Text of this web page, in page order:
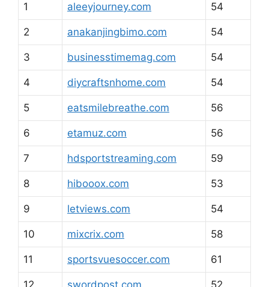
1 aleeyjourney.com 54
2 anakanjingbimo.com 54
3 businesstimemag.com 54
4 diycraftsnhome.com 54
5 eatsmilebreathe.com 56
6 etamuz.com 56
7 hdsportstreaming.com 59
8 hibooox.com 53
9 letviews.com 54
10 mixcrix.com 58
11 sportsvuesoccer.com 61